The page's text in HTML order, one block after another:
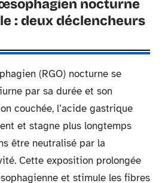
nocturne
: deux déclencheurs
(RGO) nocturne se
par sa durée et son
couchée, l’acide gastrique
et stagne plus longtemps
être neutralisé par la
Cette exposition prolongée
et stimule les fibres